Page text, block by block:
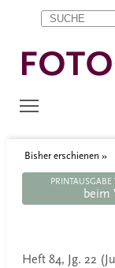
Zum Inhalt
Aktuelle Seite: 84
Bisher erschienen
beim
Heft 84, Jg. 22